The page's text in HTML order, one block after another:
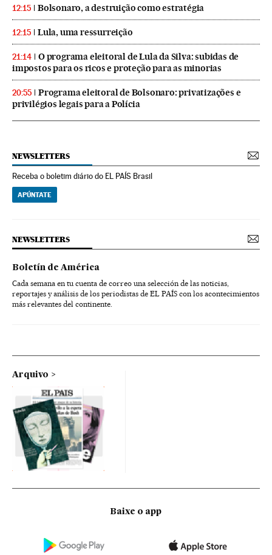
12:15 Bolsonaro, a destruição como estratégia
12:15 Lula, uma ressurreição
21:14
O programa eleitoral de Lula da Silva: subidas de
impostos para os ricos e proteção para as minorias
20:55
Programa eleitoral de Bolsonaro: privatizações e
privilégios legais para a Polícia
NEWSLETTERS
Receba o boletim diário do EL PAÍS Brasil
APÚNTATE
NEWSLETTERS
Boletín de América
Cada semana en tu cuenta de correo una selección de las noticias,
reportajes y análisis de los periodistas de EL PAÍS con los acontecimientos
más relevantes del continente.
Arquivo
Baixe o app